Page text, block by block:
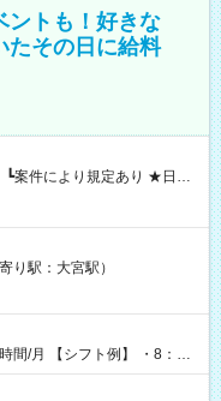
ントも！好きな
その日に給料
に現金GET♪ お仕事後はコ
【試用期間】試
り駅：大宮駅）
・8：00